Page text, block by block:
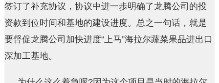
签订了补充协议，协议中进一歩明确了龙腾公司的投
资款到位时间和基地的建设进度。总之一句话，就是
要督促龙腾公司加快进度“上马”海拉尔蔬菜果品进出口
深加工基地。